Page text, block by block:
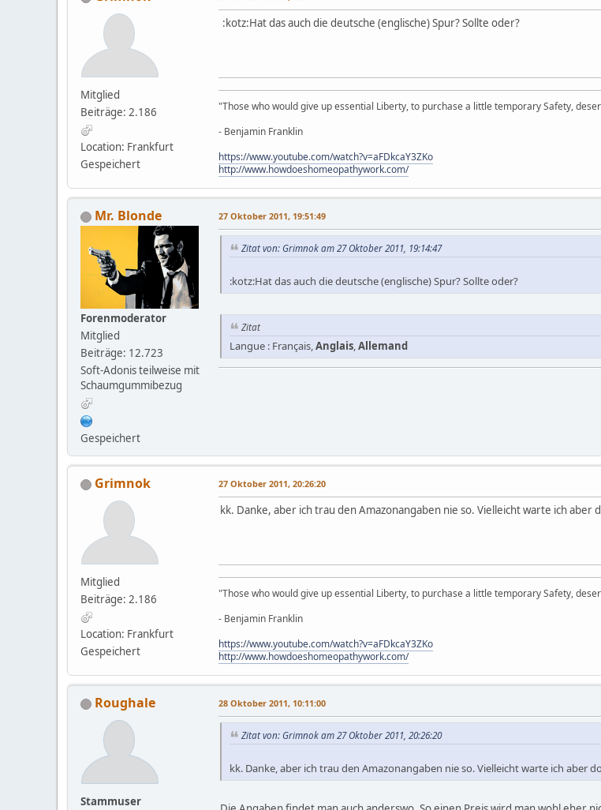
Mitglied
Beiträge: 2.186
Location: Frankfurt
Gespeichert
:kotz:Hat das auch die deutsche (englische) Spur? Sollte oder?
"Those who would give up essential Liberty, to purchase a little temporary Safety,
- Benjamin Franklin
https://www.youtube.com/watch?v=aFDkcaY3ZKo
http://www.howdoeshomeopathywork.com/
Mr. Blonde
Forenmoderator
Mitglied
Beiträge: 12.723
Soft-Adonis teilweise mit
Schaumgummibezug
Gespeichert
27 Oktober 2011, 19:51:49
Zitat von: Grimnok am 27 Oktober 2011, 19:14:47
:kotz:Hat das auch die deutsche (englische) Spur? Sollte oder?
Zitat
Langue : Français,Anglais,Allemand
Grimnok
Mitglied
Beiträge: 2.186
Location: Frankfurt
Gespeichert
27 Oktober 2011, 20:26:20
kk. Danke, aber ich trau den Amazonangaben nie so. Vielleicht warte ich aber
"Those who would give up essential Liberty, to purchase a little temporary Safety,
- Benjamin Franklin
https://www.youtube.com/watch?v=aFDkcaY3ZKo
http://www.howdoeshomeopathywork.com/
Roughale
Stammuser
28 Oktober 2011, 10:11:00
Zitat von: Grimnok am 27 Oktober 2011, 20:26:20
kk. Danke, aber ich trau den Amazonangaben nie so. Vielleicht warte ich aber